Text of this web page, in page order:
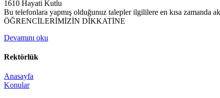
1610 Hayati Kutlu
Bu telefonlara yapmış olduğunuz talepler ilgililere en kısa zamanda
ÖĞRENCİLERİMİZİN DİKKATİNE
Devamını oku
Rektörlük
Anasayfa
Konular